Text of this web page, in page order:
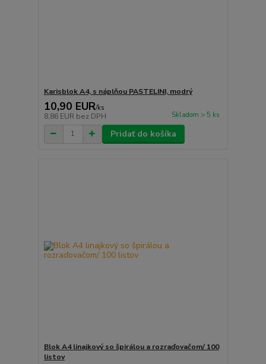
Karisblok A4, s náplňou PASTELINI, modrý
10,90 EUR/ks
8,86 EUR bez DPH Skladom > 5 ks
Pridať do košíka
Blok A4 linajkový so špirálou a rozraďovačom/ 100
listov